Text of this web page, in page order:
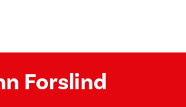
Forslind